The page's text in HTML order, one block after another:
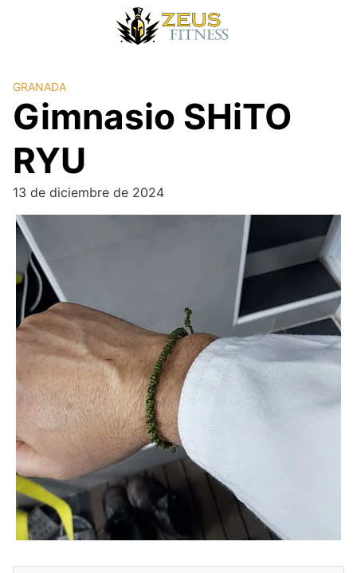
GRANADA
Gimnasio SHiTO
RYU
13 de diciembre de 2024